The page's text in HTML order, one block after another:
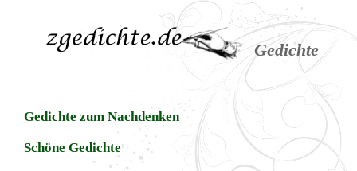
Gedichte
Gedichte zum Nachdenken
Schöne Gedichte